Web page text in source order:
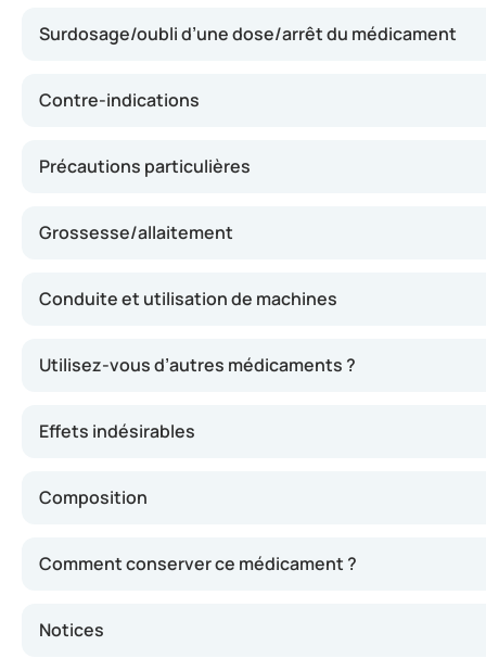
Surdosage/oubli d’une dose/arrêt du médicament
Contre-indications
Précautions particulières
Grossesse/allaitement
Conduite et utilisation de machines
Utilisez-vous d’autres médicaments ?
Effets indésirables
Composition
Comment conserver ce médicament ?
Notices